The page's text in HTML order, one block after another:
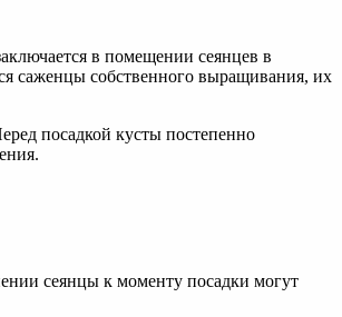
в помещении сеянцев в
саженцы собственного выращивания, их
посадкой кусты постепенно
сеянцы к моменту посадки могут